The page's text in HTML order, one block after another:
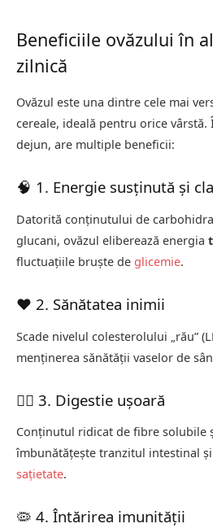
Beneficiile ovăzului în
zilnică
Ovăzul este una dintre cele mai
cereale, ideală pentru orice
dejun, are multiple beneficii:
🧠 1. Energie susținută și
Datorită conținutului de
glucani, ovăzul eliberează energia
fluctuațiile bruște de glicemie.
❤️ 2. Sănătatea inimii
Scade nivelul colesterolului „rău”
menținerea sănătății vaselor de
🧘‍♀️ 3. Digestie ușoară
Conținutul ridicat de fibre solubile
îmbunătățește tranzitul intestinal
sațietate.
🦠 4. Întărirea imunității